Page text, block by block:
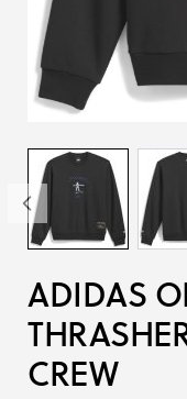
ADIDAS
CREW